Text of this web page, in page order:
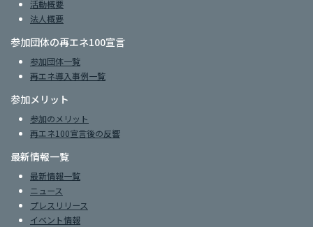
活動概要
法人概要
参加団体の再エネ100宣言
参加団体一覧
再エネ導入事例一覧
参加メリット
参加のメリット
再エネ100宣言後の反響
最新情報一覧
最新情報一覧
ニュース
プレスリリース
イベント情報